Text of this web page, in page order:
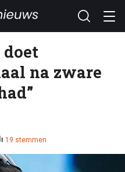
na zware
19 stemmen